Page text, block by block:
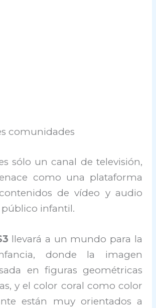
comunidades
sólo un canal de televisión,
como una plataforma
de vídeo y audio
infantil.
llevará a un mundo para la
donde la imagen
en figuras geométricas
y el color coral como color
están muy orientados a